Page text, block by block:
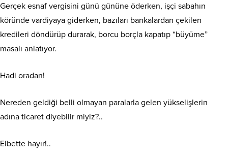
Gerçek esnaf vergisini günü gününe öderken, işçi sabahın
köründe vardiyaya giderken, bazıları bankalardan çekilen
kredileri döndürüp durarak, borcu borçla kapatıp “büyüme”
masalı anlatıyor.
Hadi oradan!
Nereden geldiği belli olmayan paralarla gelen yükselişlerin
adına ticaret diyebilir miyiz?..
Elbette hayır!..